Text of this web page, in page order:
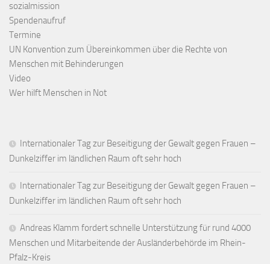
sozialmission
Spendenaufruf
Termine
UN Konvention zum Übereinkommen über die Rechte von
Menschen mit Behinderungen
Video
Wer hilft Menschen in Not
Internationaler Tag zur Beseitigung der Gewalt gegen Frauen –
Dunkelziffer im ländlichen Raum oft sehr hoch
Internationaler Tag zur Beseitigung der Gewalt gegen Frauen –
Dunkelziffer im ländlichen Raum oft sehr hoch
Andreas Klamm fordert schnelle Unterstützung für rund 4000
Menschen und Mitarbeitende der Ausländerbehörde im Rhein-
Pfalz-Kreis